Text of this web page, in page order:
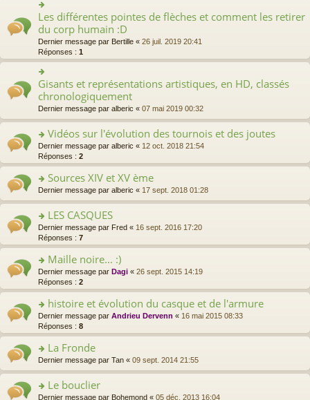
e
s
s
a
g
e
n
o
lu
le
pl
u
s
ré
c
e
nt
ult
er
le
e
s
s
g
e
n
o
n
lu
le
pl
s
ré
c
e
nt
o
n
ult
er
le
e
s
s
a
g
e
n
o
lu
le
pl
u
s
ré
c
nt
Les différentes pointes de flèches et comment les retirer
du corp humain :D
Dernier message par Bertille « 26 juil. 2019 20:41
Réponses : 1
o
n
ult
er
le
m
e
s
s
a
n
o
n
lu
le
pl
u
s
ré
e
nt
Gisants et représentations artistiques, en HD, classés
chronologiquement
Dernier message par alberic « 07 mai 2019 00:32
o
n
s
ult
er
e
s
s
a
g
e
n
o
n
lu
le
pl
s
ré
c
e
nt
Vidéos sur l'évolution des tournois et des joutes
Dernier message par alberic « 12 oct. 2018 21:54
Réponses : 2
o
n
ult
er
le
e
s
s
a
g
e
n
o
n
lu
pl
u
s
Sources XIV et XV ème
Dernier message par alberic « 17 sept. 2018 01:28
o
n
s
ult
er
le
m
e
s
s
a
e
n
o
n
lu
LES CASQUES
Dernier message par Fred « 16 sept. 2016 17:20
Réponses : 7
o
n
s
ult
er
le
m
e
s
s
a
g
e
Maille noire... :)
Dernier message par Dagi « 26 sept. 2015 14:19
Réponses : 2
o
n
s
ult
er
e
histoire et évolution du casque et de l'armure
Dernier message par Andrieu Dervenn « 16 mai 2015 08:33
Réponses : 8
o
n
ult
La Fronde
Dernier message par Tan « 09 sept. 2014 21:55
o
Le bouclier
Dernier message par Bohemond « 05 déc. 2013 16:04